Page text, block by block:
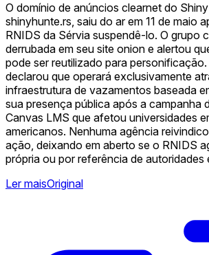
O domínio de anúncios clearnet do
shinyhunte.rs, saiu do ar em 11 de maio
RNIDS da Sérvia suspendê-lo. O grupo
derrubada em seu site onion e alertou
pode ser reutilizado para
declarou que operará exclusivamente
infraestrutura de vazamentos baseada
sua presença pública após a campanha
Canvas LMS que afetou universidades
americanos. Nenhuma agência
ação, deixando em aberto se o RNIDS
própria ou por referência de autoridades
Ler maisOriginal